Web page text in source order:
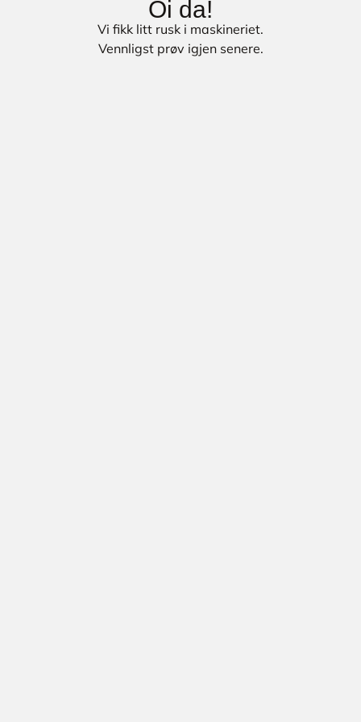
Oi da!
Vi fikk litt rusk i maskineriet.
Vennligst prøv igjen senere.